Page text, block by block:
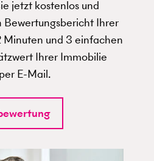
jetzt kostenlos und
Bewertungsbericht Ihrer
Minuten und 3 einfachen
Ihrer Immobilie
E-Mail.